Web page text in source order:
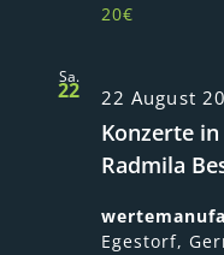
20€
Sa.
22 22 August
Konzerte
Radmila
Egestorf,